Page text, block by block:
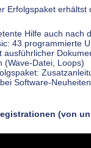
Erfolgspaket
Hilfe auch nach
43 programmierte
ausführlicher
(Wave-Datei, Loops)
Software-Neuheiten
(von